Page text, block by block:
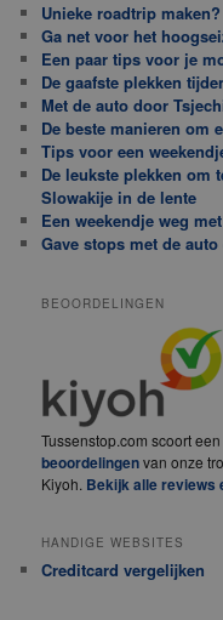
Unieke roadtrip
Ga net voor het
Een paar tips voor je
De gaafste plekken
Met de auto door
De beste manieren om
Tips voor een
De leukste plekken om
Slowakije in de lente
Een weekendje weg
Gave stops met de
BEOORDELINGEN
Tussenstop.com scoort
beoordelingenvan onze
Kiyoh. Bekijk alle reviews
HANDIGE WEBSITES
Creditcard vergelijken